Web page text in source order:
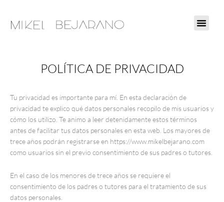
contenido
POLÍTICA DE PRIVACIDAD
Tu privacidad es importante para mí. En esta declaración de
privacidad te explico qué datos personales recopilo de mis usuarios y
cómo los utilizo. Te animo a leer detenidamente estos términos
antes de facilitar tus datos personales en esta web. Los mayores de
trece años podrán registrarse en https://www.mikelbejarano.com
como usuarios sin el previo consentimiento de sus padres o tutores.
En el caso de los menores de trece años se requiere el
consentimiento de los padres o tutores para el tratamiento de sus
datos personales.